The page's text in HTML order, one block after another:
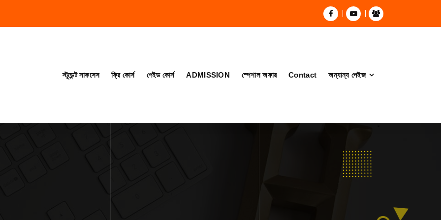
স্টূডেন্ট সাকসেস ফ্রি কোর্স পেইড কোর্স ADMISSION স্পেশাল অফার Contact অন্যান্য পেইজ